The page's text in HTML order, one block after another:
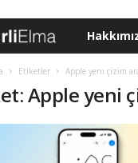
i
h
Etiketler Apple yeni çizim
Apple yeni